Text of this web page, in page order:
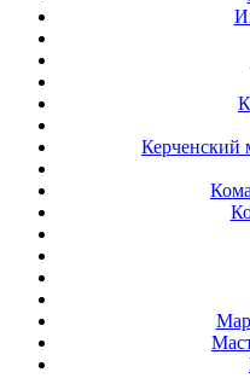
Керченский